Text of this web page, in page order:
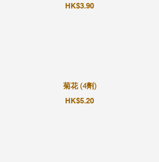
HK$3.90
菊花 (4劑)
HK$5.20